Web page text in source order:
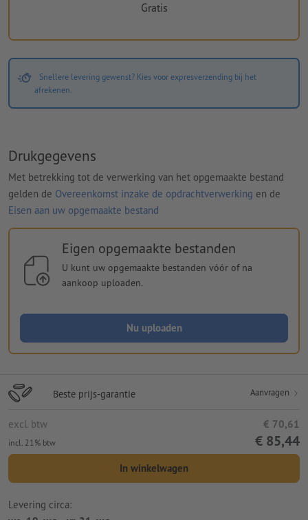
Gratis
Snellere levering gewenst? Kies voor expresverzending bij het
afrekenen.
Drukgegevens
Met betrekking tot de verwerking van het opgemaakte bestand
gelden de Overeenkomst inzake de opdrachtverwerking en de
Eisen aan uw opgemaakte bestand
Eigen opgemaakte bestanden
U kunt uw opgemaakte bestanden vóór of na
aankoop uploaden.
Nu uploaden
Beste prijs-garantie Aanvragen
excl. btw € 70,61
incl. 21% btw € 85,44
In winkelwagen
Levering circa: